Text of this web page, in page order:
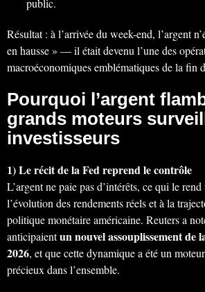
public.
Résultat : à l’arrivée du week-end, l’argent
en hausse » — il était devenu l’une des
macroéconomiques emblématiques de la fin
Pourquoi l’argent
grands moteurs
investisseurs
1) Le récit de la Fed reprend le contrôle
L’argent ne paie pas d’intérêts, ce qui le
l’évolution des rendements réels et à la
politique monétaire américaine. Reuters a
anticipaientun nouvel assouplissement de
2026, et que cette dynamique a été un
précieux dans l’ensemble.